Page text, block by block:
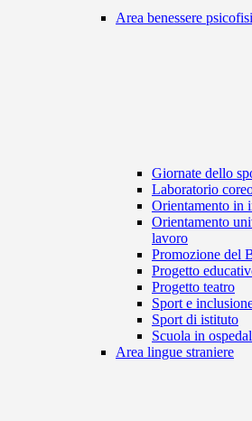
Area benessere
Giornate dello
Laboratorio
Orientamento in
Orientamento
lavoro
Promozione del
Progetto
Progetto teatro
Sport e
Sport di istituto
Scuola in
Area lingue straniere